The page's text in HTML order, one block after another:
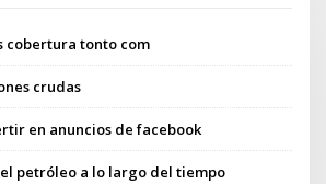
cobertura tonto com
crudas
en anuncios de facebook
petróleo a lo largo del tiempo